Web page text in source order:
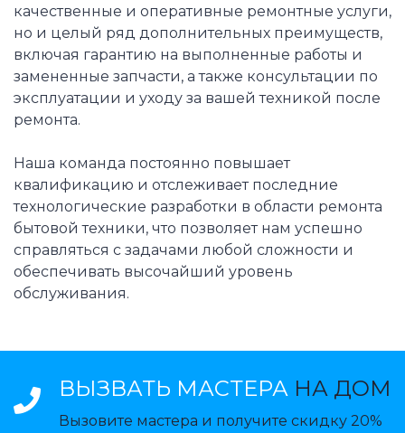
качественные и оперативные ремонтные услуги,
но и целый ряд дополнительных преимуществ,
включая гарантию на выполненные работы и
замененные запчасти, а также консультации по
эксплуатации и уходу за вашей техникой после
ремонта.
Наша команда постоянно повышает
квалификацию и отслеживает последние
технологические разработки в области ремонта
бытовой техники, что позволяет нам успешно
справляться с задачами любой сложности и
обеспечивать высочайший уровень
обслуживания.
ВЫЗВАТЬ МАСТЕРА НА ДОМ
Вызовите мастера и получите скидку 20%